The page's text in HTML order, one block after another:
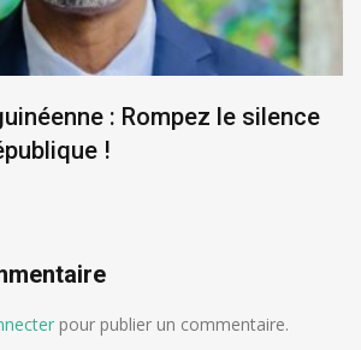
: Rompez le silence
!
pour publier un commentaire.